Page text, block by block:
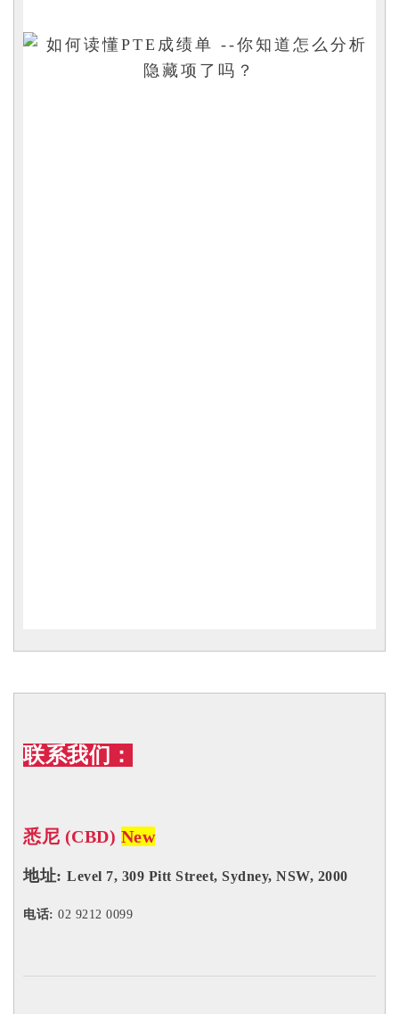
联系我们：
悉尼 (CBD) New
地址: Level 7, 309 Pitt Street, Sydney, NSW, 2000
电话: 02 9212 0099